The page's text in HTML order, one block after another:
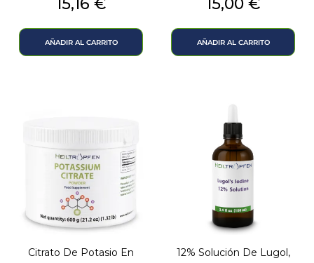
15,16 €
AÑADIR AL CARRITO
15,00 €
AÑADIR AL CARRITO
Citrato De Potasio En
12% Solución De Lugol,